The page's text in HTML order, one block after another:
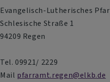
Evangelisch-Lutherisches
Schlesische Straße 1
94209 Regen
Tel. 09921/ 2229
Mail pfarramt.regen@elkb.de